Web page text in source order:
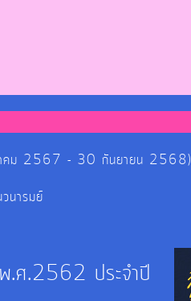
ลาคม 2567 - 30 กันยายน 2568)
นารมย์
พ.ศ.2562 ประจำปี